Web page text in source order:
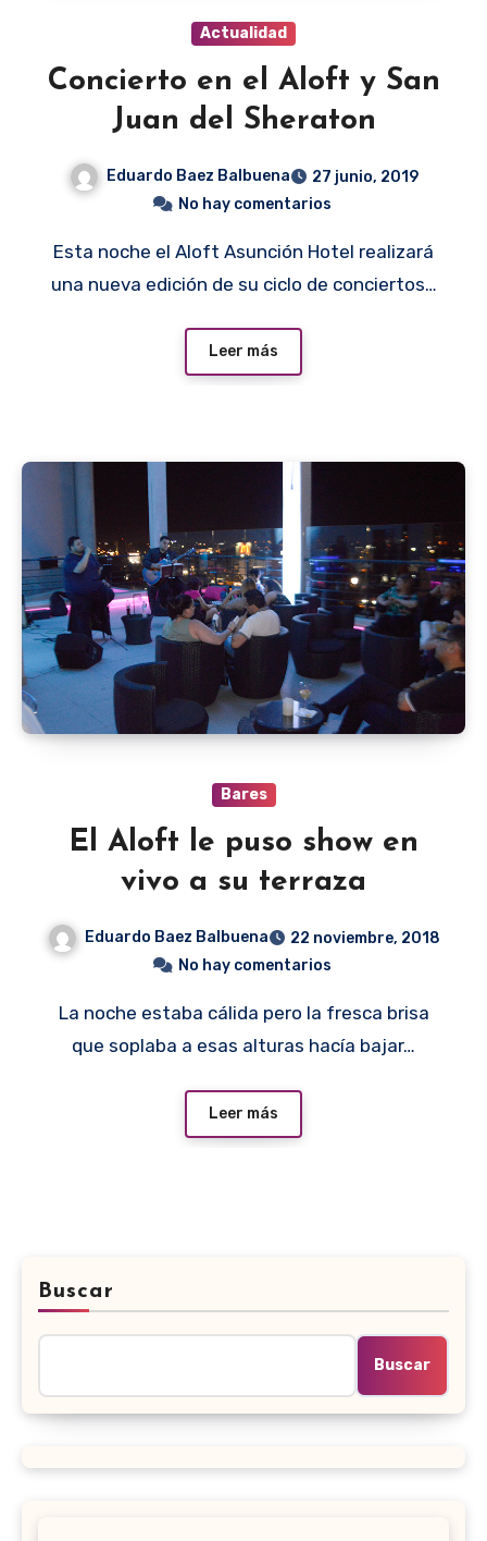
Actualidad
Concierto en el Aloft y San
Juan del Sheraton
Eduardo Baez Balbuena
27 junio, 2019
No hay comentarios
Esta noche el Aloft Asunción Hotel realizará
una nueva edición de su ciclo de conciertos…
Leer más
Bares
El Aloft le puso show en
vivo a su terraza
Eduardo Baez Balbuena
22 noviembre, 2018
No hay comentarios
La noche estaba cálida pero la fresca brisa
que soplaba a esas alturas hacía bajar…
Leer más
Buscar
Buscar